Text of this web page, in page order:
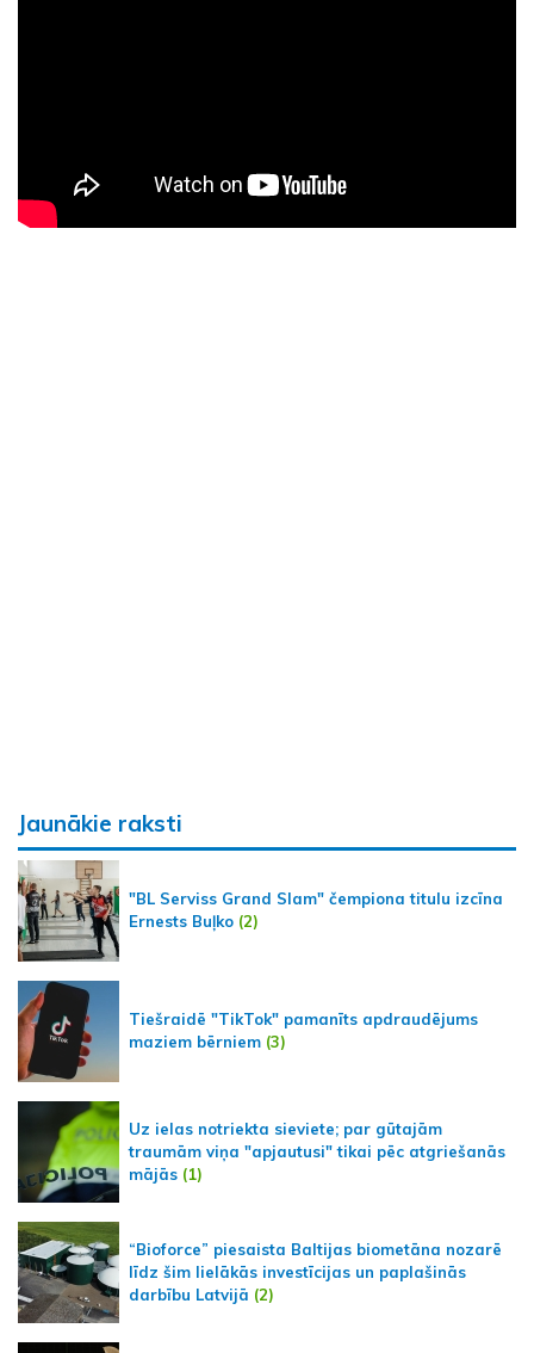
Jaunākie raksti
"BL Serviss Grand Slam" čempiona titulu izcīna
Ernests Buļko (2)
Tiešraidē "TikTok" pamanīts apdraudējums
maziem bērniem (3)
Uz ielas notriekta sieviete; par gūtajām
traumām viņa "apjautusi" tikai pēc atgriešanās
mājās (1)
“Bioforce” piesaista Baltijas biometāna nozarē
līdz šim lielākās investīcijas un paplašinās
darbību Latvijā (2)